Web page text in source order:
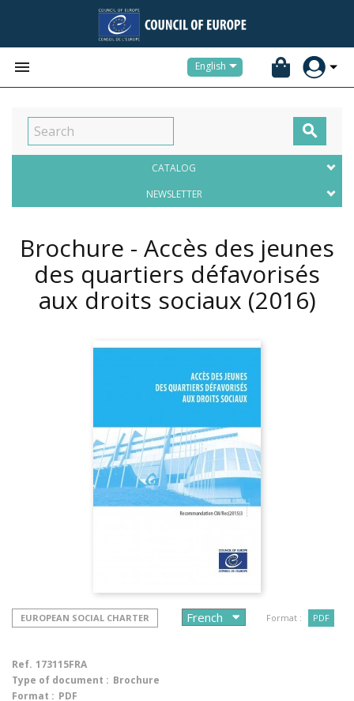
 English

CATALOG
NEWSLETTER
Brochure - Accès des jeunes
des quartiers défavorisés
aux droits sociaux (2016)
EUROPEAN SOCIAL CHARTER Format : PDF
Ref. 173115FRA
Type of document : Brochure
Format : PDF